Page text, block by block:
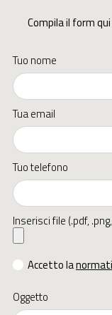
Compila il form
Tuo nome
Tua email
Tuo telefono
Inserisci file (.pdf,
Accetto la
Oggetto